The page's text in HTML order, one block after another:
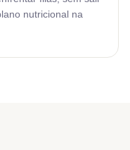
nutricional na